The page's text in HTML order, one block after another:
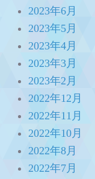
2023年6月
2023年5月
2023年4月
2023年3月
2023年2月
2022年12月
2022年11月
2022年10月
2022年8月
2022年7月